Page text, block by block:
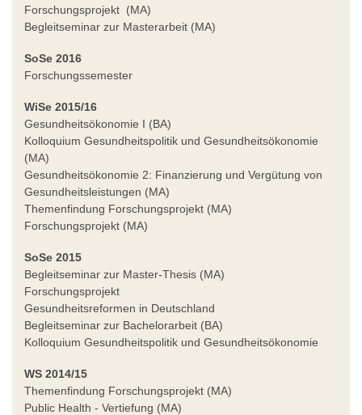
Forschungsprojekt (MA)
Begleitseminar zur Masterarbeit (MA)
SoSe 2016
Forschungssemester
WiSe 2015/16
Gesundheitsökonomie I (BA)
Kolloquium Gesundheitspolitik und Gesundheitsökonomie
(MA)
Gesundheitsökonomie 2: Finanzierung und Vergütung von
Gesundheitsleistungen (MA)
Themenfindung Forschungsprojekt (MA)
Forschungsprojekt (MA)
SoSe 2015
Begleitseminar zur Master-Thesis (MA)
Forschungsprojekt
Gesundheitsreformen in Deutschland
Begleitseminar zur Bachelorarbeit (BA)
Kolloquium Gesundheitspolitik und Gesundheitsökonomie
WS 2014/15
Themenfindung Forschungsprojekt (MA)
Public Health - Vertiefung (MA)